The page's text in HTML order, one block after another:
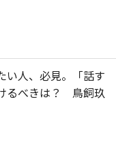
い人、必見。「話す
るべきは？ 鳥飼玖